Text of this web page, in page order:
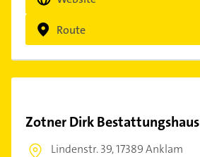
Route
Zotner Dirk Bestattungshaus
Lindenstr. 39,17389 Anklam